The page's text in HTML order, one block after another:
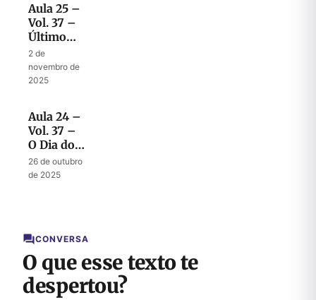
Aula 25 –
Vol. 37 –
Último
recado de
Malaquias:
nunca se
Mosaica
2 de
novembro de
2025
Aula 24 –
Vol. 37 –
O Dia do
Senhor:
Dia de
26 de outubro
de 2025
CONVERSA
O que esse texto te
despertou?